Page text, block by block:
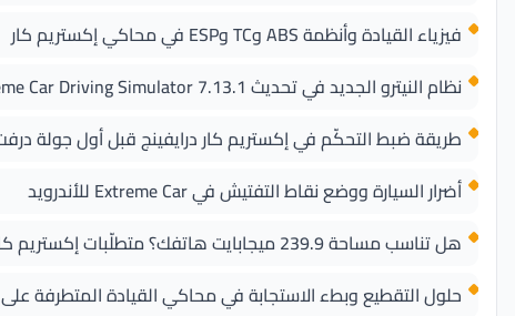
فيزياء القيادة وأنظمة ABS وTC وESP في محاكي إكستريم كار
نظام النيترو الجديد في تحديث Extreme Car Driving Simulator 7.13.1
طريقة ضبط التحكّم في إكستريم كار درايفينج قبل أول جولة
أضرار السيارة ووضع نقاط التفتيش في Extreme Car للأندرويد
هل تناسب مساحة 239.9 ميجابايت هاتفك؟ متطلّبات إكستريم كار درايفينج سيميوليتر
حلول التقطيع وبطء الاستجابة في محاكي القيادة المتطرفة